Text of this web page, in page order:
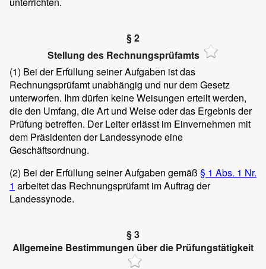
§ 2
Stellung des Rechnungsprüfamts
(1) Bei der Erfüllung seiner Aufgaben ist das
Rechnungsprüfamt unabhängig und nur dem Gesetz
unterworfen. Ihm dürfen keine Weisungen erteilt werden,
die den Umfang, die Art und Weise oder das Ergebnis der
Prüfung betreffen. Der Leiter erlässt im Einvernehmen mit
dem Präsidenten der Landessynode eine
Geschäftsordnung.
(2) Bei der Erfüllung seiner Aufgaben gemäß § 1 Abs. 1 Nr.
1 arbeitet das Rechnungsprüfamt im Auftrag der
Landessynode.
§ 3
Allgemeine Bestimmungen über die Prüfungstätigkeit